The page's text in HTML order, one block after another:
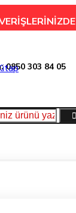
303 84 05
Fen Bilimleri Denemesi